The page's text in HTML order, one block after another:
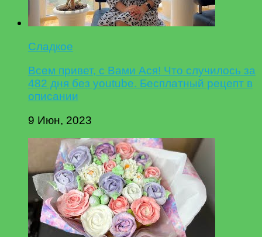
Сладкое
Всем привет, с Вами Ася! Что случилось за
482 дня без youtube. Бесплатный рецепт в
описании
9 Июн, 2023